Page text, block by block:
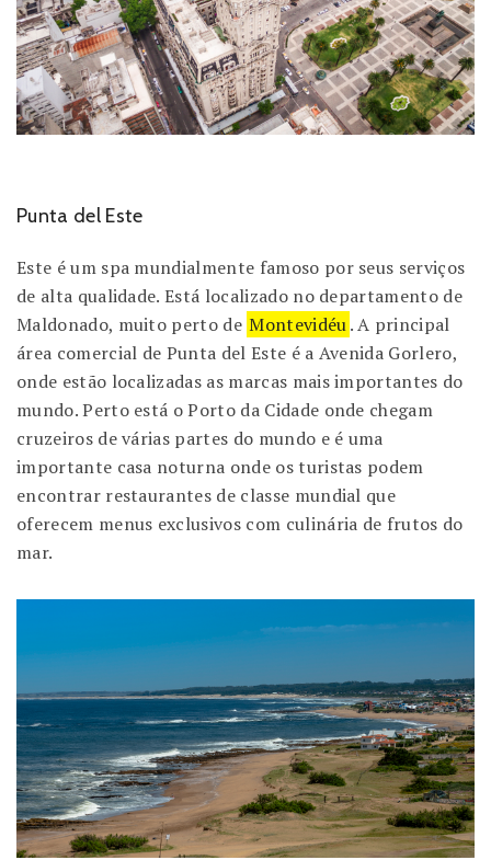
Punta del Este
Este é um spa mundialmente famoso por seus serviços
de alta qualidade. Está localizado no departamento de
Maldonado, muito perto de Montevidéu. A principal
área comercial de Punta del Este é a Avenida Gorlero,
onde estão localizadas as marcas mais importantes do
mundo. Perto está o Porto da Cidade onde chegam
cruzeiros de várias partes do mundo e é uma
importante casa noturna onde os turistas podem
encontrar restaurantes de classe mundial que
oferecem menus exclusivos com culinária de frutos do
mar.